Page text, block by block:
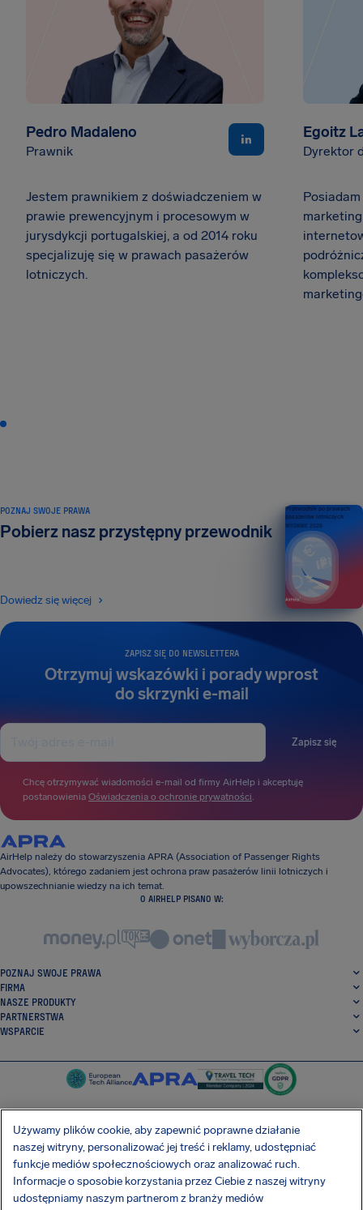
Pedro Madaleno
Prawnik
Jestem prawnikiem z doświadczeniem w
prawie prewencyjnym i procesowym w
jurysdykcji portugalskiej, a od 2014 roku
specjalizuję się w prawach pasażerów
lotniczych.
Egoitz
Dyrektor
ZAPISZ SIĘ DO NEWSLETTERA
Otrzymuj wskazówki i porady wprost
do skrzynki e-mail
Zapisz się
Chcę otrzymywać wiadomości e-mail od firmy AirHelp i akceptuję
postanowienia Oświadczenia o ochronie prywatności.
POZNAJ SWOJE PRAWA
Pobierz nasz przystępny przewodnik
Dowiedz się więcej
Przewodnik po prawach
pasażerów lotniczych
WYDANIE 2026
AirHelp należy do stowarzyszenia APRA (Association of Passenger Rights
Advocates), którego zadaniem jest ochrona praw pasażerów linii lotniczych i
upowszechnianie wiedzy na ich temat.
O AIRHELP PISANO W:
POZNAJ SWOJE PRAWA
FIRMA
NASZE PRODUKTY
PARTNERSTWA
WSPARCIE
SocialFacebook
SocialTwitter
SocialInstagram
SocialLinkedin
POBIERZ NASZĄ DARMOWĄ APLIKACJĘ
Używamy plików cookie, aby zapewnić poprawne działanie
naszej witryny, personalizować jej treść i reklamy, udostępniać
funkcje mediów społecznościowych oraz analizować ruch.
Informacje o sposobie korzystania przez Ciebie z naszej witryny
udostępniamy naszym partnerom z branży mediów